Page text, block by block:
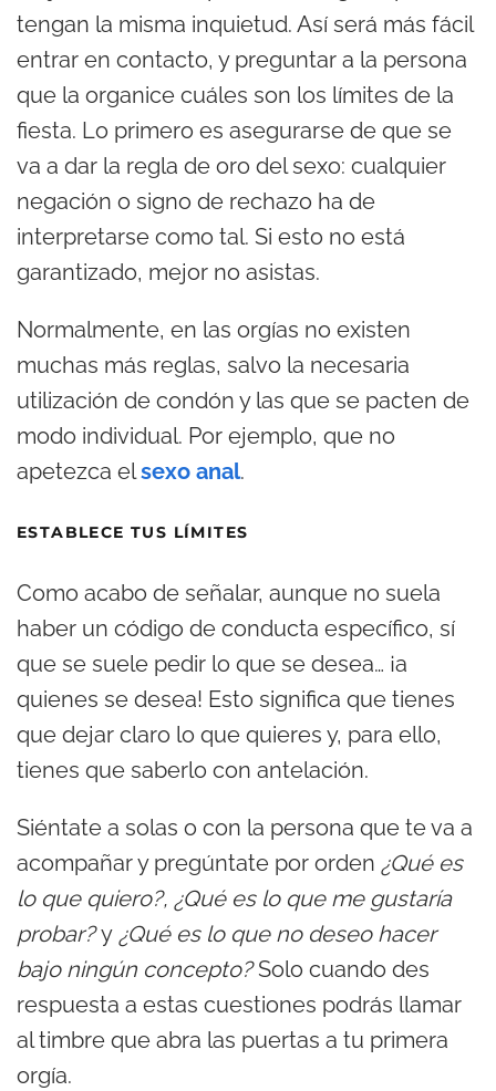
tengan la misma inquietud. Así será más fácil
entrar en contacto, y preguntar a la persona
que la organice cuáles son los límites de la
fiesta. Lo primero es asegurarse de que se
va a dar la regla de oro del sexo: cualquier
negación o signo de rechazo ha de
interpretarse como tal. Si esto no está
garantizado, mejor no asistas.
Normalmente, en las orgías no existen
muchas más reglas, salvo la necesaria
utilización de condón y las que se pacten de
modo individual. Por ejemplo, que no
apetezca elsexo anal.
ESTABLECE TUS LÍMITES
Como acabo de señalar, aunque no suela
haber un código de conducta específico, sí
que se suele pedir lo que se desea… ¡a
quienes se desea! Esto significa que tienes
que dejar claro lo que quieres y, para ello,
tienes que saberlo con antelación.
Siéntate a solas o con la persona que te va a
acompañar y pregúntate por orden ¿Qué es
lo que quiero?, ¿Qué es lo que me gustaría
probar?y ¿Qué es lo que no deseo hacer
bajo ningún concepto?Solo cuando des
respuesta a estas cuestiones podrás llamar
al timbre que abra las puertas a tu primera
orgía.